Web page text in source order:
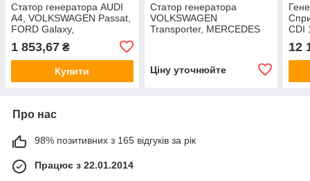
Статор генератора AUDI
A4, VOLKSWAGEN Passat,
FORD Galaxy,
1 853,67 ₴
Купити
Статор генератора
VOLKSWAGEN
Transporter, MERCEDES
Ціну уточнюйте
CDI
12
Про нас
98% позитивних з 165 відгуків за рік
Працює з 22.01.2014